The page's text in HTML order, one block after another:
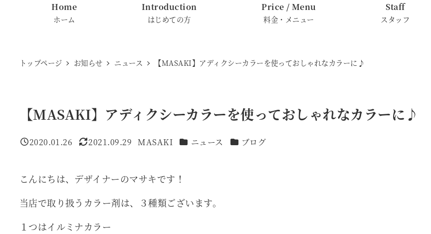
Home
ホーム
Introduction
はじめての方
Price / Menu
料金・メニュー
Staff
スタッフ
トップページ お知らせ ニュース 【MASAKI】アディクシーカラーを使っておしゃれなカラーに♪
【MASAKI】アディクシーカラーを使っておしゃれなカラーに♪
投稿日
2020.01.26
更新日
2021.09.29
著
MASAKI カテゴリー
ニュース カテゴリー
ブログ
こんにちは、デザイナーのマサキです！
当店で取り扱うカラー剤は、３種類ございます。
１つはイルミナカラー